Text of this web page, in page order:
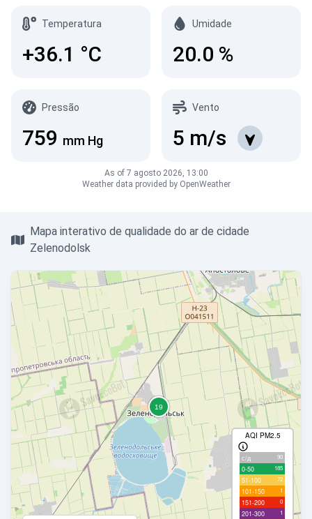
Temperatura
+36.1 °C
Umidade
20.0 %
Pressão
759 mm Hg
Vento
5 m/s
As of 7 agosto 2026, 13:00
Weather data provided by OpenWeather
Mapa interativo de qualidade do ar de cidade
Zelenodolsk
AQI PM2.5
с/д 90
0-50 185
51-100 72
101-150 1
151-200 0
201-300 1